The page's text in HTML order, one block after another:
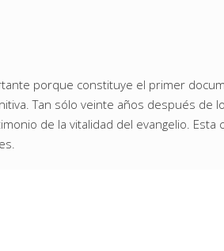
porque constituye el primer
Tan sólo veinte años después de
de la vitalidad del evangelio. Esta